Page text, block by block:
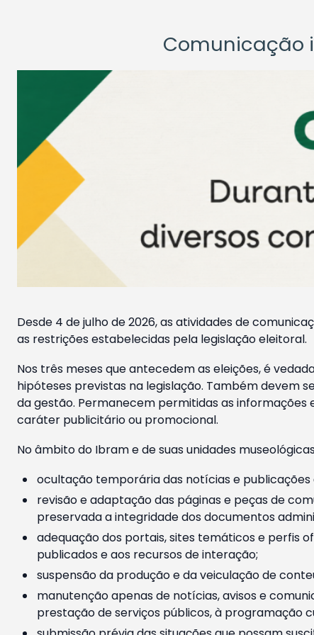
Comunicação
Desde 4 de julho de 2026, as atividades de
as restrições estabelecidas pela legislação eleitoral.
Nos três meses que antecedem as eleições, é
hipóteses previstas na legislação. Também devem
da gestão. Permanecem permitidas as
caráter publicitário ou promocional.
No âmbito do Ibram e de suas unidades
ocultação temporária das notícias e
revisão e adaptação das páginas e peças de
preservada a integridade dos documentos
adequação dos portais, sites temáticos e perfis
publicados e aos recursos de interação;
suspensão da produção e da veiculação de
manutenção apenas de notícias, avisos e
prestação de serviços públicos, à programação